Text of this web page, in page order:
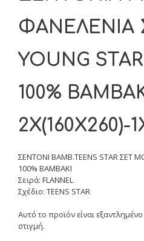
ΦΑΝΕΛΕΝΙΑ
YOUNG
100%
2Χ(160Χ260)-
ΣΕΝΤΟΝΙ ΒΑΜΒ.TEENS STAR ΣΕΤ
100% ΒΑΜΒΑΚΙ
Σειρά: FLANNEL
Σχέδιο: TEENS STAR
Αυτό το προϊόν είναι
στιγμή.